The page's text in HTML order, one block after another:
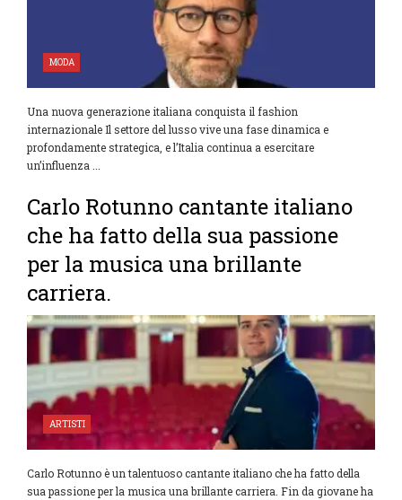
MODA
Una nuova generazione italiana conquista il fashion
internazionale Il settore del lusso vive una fase dinamica e
profondamente strategica, e l’Italia continua a esercitare
un’influenza ...
Carlo Rotunno cantante italiano
che ha fatto della sua passione
per la musica una brillante
carriera.
ARTISTI
Carlo Rotunno è un talentuoso cantante italiano che ha fatto della
sua passione per la musica una brillante carriera. Fin da giovane ha